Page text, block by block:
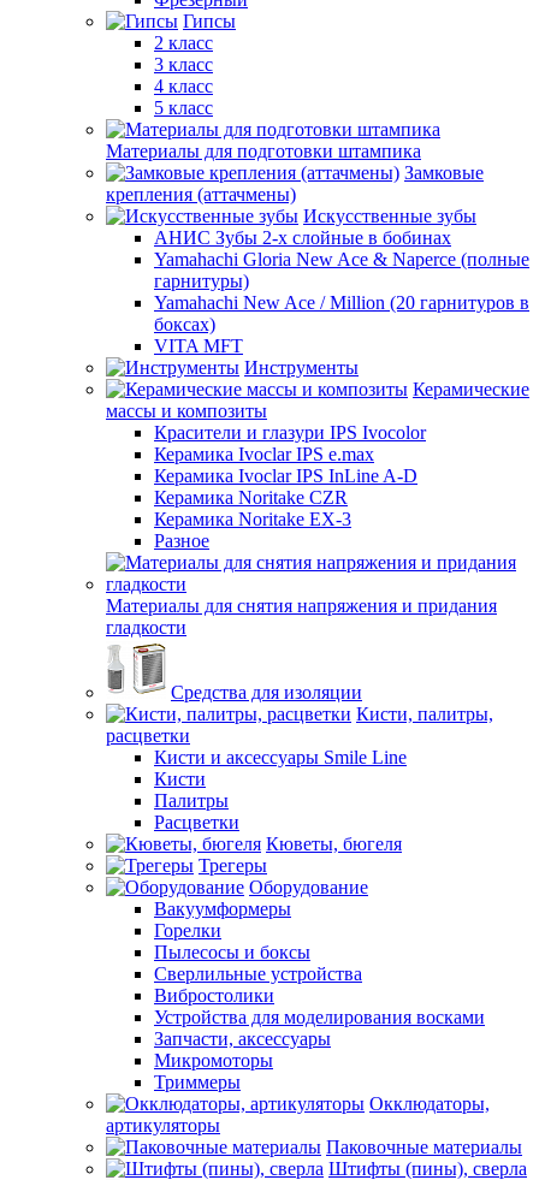
Гипсы
2 класс
3 класс
4 класс
5 класс
Материалы для подготовки штампика
Замковые
крепления (аттачмены)
Искусственные зубы
АНИС Зубы 2-х слойные в бобинах
Yamahachi Gloria New Ace & Naperce (полные
гарнитуры)
Yamahachi New Ace / Million (20 гарнитуров в
боксах)
VITA MFT
Инструменты
Керамические
массы и композиты
Красители и глазури IPS Ivocolor
Керамика Ivoclar IPS e.max
Керамика Ivoclar IPS InLine A-D
Керамика Noritake CZR
Керамика Noritake EX-3
Разное
Материалы для снятия напряжения и придания
гладкости
Средства для изоляции
Кисти, палитры,
расцветки
Кисти и аксессуары Smile Line
Кисти
Палитры
Расцветки
Кюветы, бюгеля
Трегеры
Оборудование
Вакуумформеры
Горелки
Пылесосы и боксы
Сверлильные устройства
Вибростолики
Устройства для моделирования восками
Запчасти, аксессуары
Микромоторы
Триммеры
Окклюдаторы,
артикуляторы
Паковочные материалы
Штифты (пины), сверла